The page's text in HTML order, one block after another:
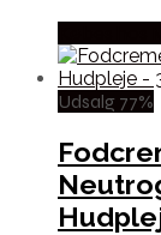
Udsalg 77%